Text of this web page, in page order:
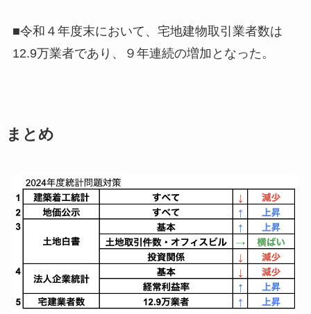
■令和４年度末において、宅地建物取引業者数は
12.9万業者であり、 ９年連続の増加 となった。
まとめ